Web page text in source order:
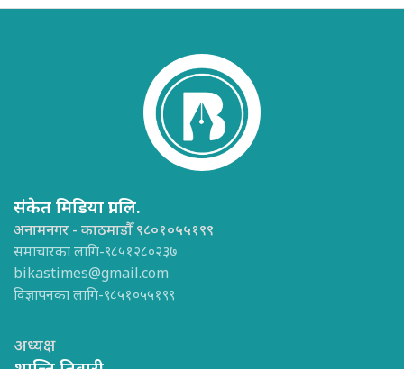
संकेत मिडिया प्रा.लि.
अनामनगर - काठमाडौँ ९८०१०५५१९९
समाचारका लागि-९८५१२८०२३७
bikastimes@gmail.com
विज्ञापनका लागि-९८५१०५५१९९
अध्यक्ष